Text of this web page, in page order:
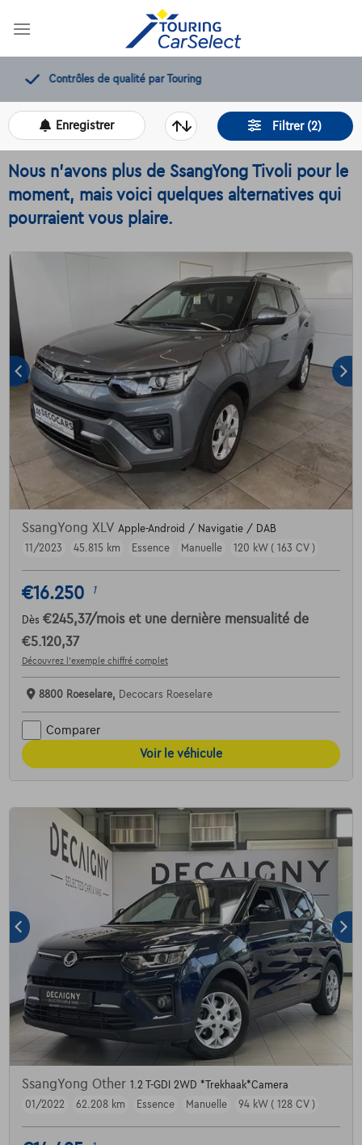
12 mois de dépannage offerts
Filtrer (2)
Enregistrer
Nous n'avons plus de SsangYong Tivoli pour le
moment, mais voici quelques alternatives qui
pourraient vous plaire.
SsangYong XLV Apple-Android / Navigatie / DAB
11/2023
45.815 km Essence Manuelle 120 kW ( 163 CV )
€16.250 1
Dès €245,37/mois et une dernière mensualité de
€5.120,37
Découvrez l’exemple chiffré complet
8800 Roeselare, Decocars Roeselare
Comparer
Voir le véhicule
SsangYong Other 1.2 T-GDI 2WD *Trekhaak*Camera
01/2022
62.208 km Essence Manuelle 94 kW ( 128 CV )